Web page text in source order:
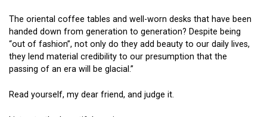
The oriental coffee tables and well-worn desks that have been
handed down from generation to generation? Despite being
“out of fashion”, not only do they add beauty to our daily lives,
they lend material credibility to our presumption that the
passing of an era will be glacial.”
Read yourself, my dear friend, and judge it.